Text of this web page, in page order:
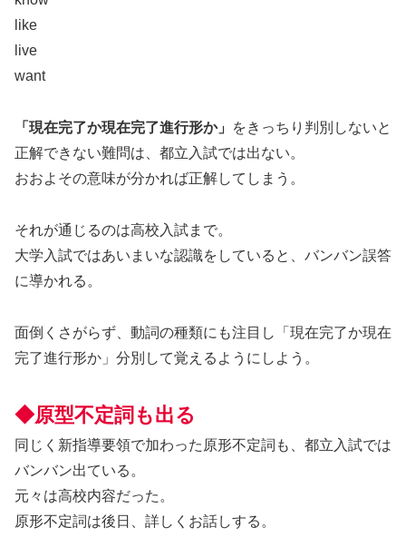
like
live
want
「現在完了か現在完了進行形か」
をきっちり判別しないと
正解できない難問は、都立入試では出ない。
おおよその意味が分かれば正解してしまう。
それが通じるのは高校入試まで。
大学入試ではあいまいな認識をしていると、バンバン誤答
に導かれる。
面倒くさがらず、動詞の種類にも注目し「現在完了か現在
完了進行形か」分別して覚えるようにしよう。
◆原型不定詞も出る
同じく新指導要領で加わった原形不定詞も、都立入試では
バンバン出ている。
元々は高校内容だった。
原形不定詞は後日、詳しくお話しする。